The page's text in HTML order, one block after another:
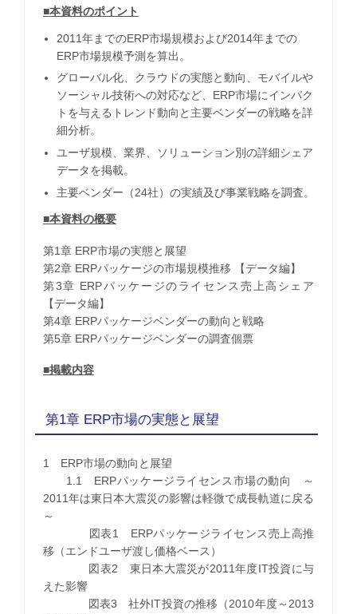
■本資料のポイント
2011年までのERP市場規模および2014年までの
ERP市場規模予測を算出。
グローバル化、クラウドの実態と動向、モバイルや
ソーシャル技術への対応など、ERP市場にインパク
トを与えるトレンド動向と主要ベンダーの戦略を詳
細分析。
ユーザ規模、業界、ソリューション別の詳細シェア
データを掲載。
主要ベンダー（24社）の実績及び事業戦略を調査。
■本資料の概要
第1章 ERP市場の実態と展望
第2章 ERPパッケージの市場規模推移 【データ編】
第3章 ERPパッケージのライセンス売上高シェア
【データ編】
第4章 ERPパッケージベンダーの動向と戦略
第5章 ERPパッケージベンダーの調査個票
■掲載内容
第1章 ERP市場の実態と展望
1 ERP市場の動向と展望
1.1 ERPパッケージライセンス市場の動向 ～
2011年は東日本大震災の影響は軽微で成長軌道に戻る
～
図表1 ERPパッケージライセンス売上高推
移（エンドユーザ渡し価格ベース）
図表2 東日本大震災が2011年度IT投資に与
えた影響
図表3 社外IT投資の推移（2010年度～2013